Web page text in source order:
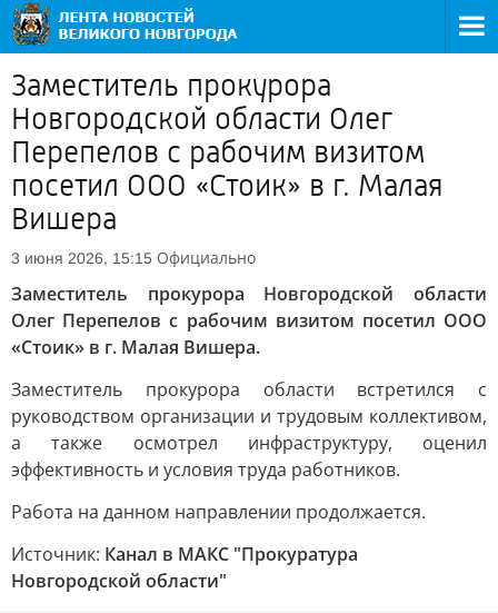
Заместитель прокурора
Новгородской области Олег
Перепелов с рабочим визитом
посетил ООО «Стоик» в г. Малая
Вишера
3 июня 2026, 15:15 Официально
Заместитель прокурора Новгородской области
Олег Перепелов с рабочим визитом посетил ООО
«Стоик» в г. Малая Вишера.
Заместитель прокурора области встретился с
руководством организации и трудовым коллективом,
а также осмотрел инфраструктуру, оценил
эффективность и условия труда работников.
Работа на данном направлении продолжается.
Источник: Канал в МАКС "Прокуратура
Новгородской области"